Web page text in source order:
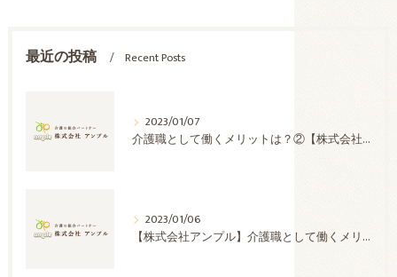
最近の投稿 Recent Posts
2023/01/07
介護職として働くメリットは？②【株式会社アンプル】
2023/01/06
【株式会社アンプル】介護職として働くメリットは？①